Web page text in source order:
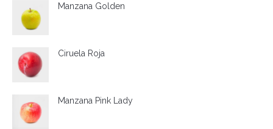
Manzana Golden
Ciruela Roja
Manzana Pink Lady